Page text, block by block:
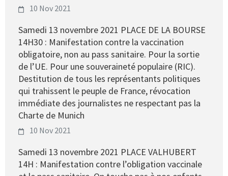
10 Nov 2021
Samedi 13 novembre 2021 PLACE DE LA BOURSE
14H30 : Manifestation contre la vaccination
obligatoire, non au pass sanitaire. Pour la sortie
de l’UE. Pour une souveraineté populaire (RIC).
Destitution de tous les représentants politiques
qui trahissent le peuple de France, révocation
immédiate des journalistes ne respectant pas la
Charte de Munich
10 Nov 2021
Samedi 13 novembre 2021 PLACE VALHUBERT
14H : Manifestation contre l’obligation vaccinale